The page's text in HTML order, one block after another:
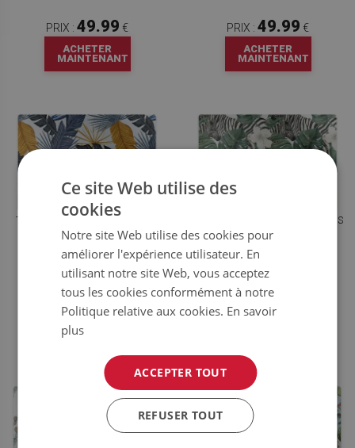
PRIX : 49.99 €
ACHETER
MAINTENANT
PRIX : 49.99 €
ACHETER
MAINTENANT
TAPIS POUR CHAISE DE BUREAU
FEUILLES DE PALMIER
PRIX :49.99 €
ACHETER
MAINTENANT
TAPIS PROTÈGE SOL ZÈBRE DANS
LES FEUILLES
PRIX :49.99
ACHETER
MAINTENANT
Ce site Web utilise des
cookies
Notre site Web utilise des cookies pour
améliorer l'expérience utilisateur. En
utilisant notre site Web, vous acceptez
tous les cookies conformément à notre
Politique relative aux cookies. En savoir
plus
ACCEPTER TOUT
REFUSER TOUT